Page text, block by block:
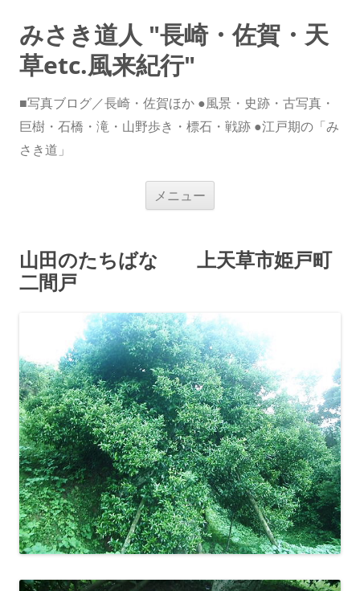
みさき道人 "長崎・佐賀・天
草etc.風来紀行"
■写真ブログ／長崎・佐賀ほか ●風景・史跡・古写真・
巨樹・石橋・滝・山野歩き・標石・戦跡 ●江戸期の「み
さき道」
メニュー
ス
キ
山田のたちばな 上天草市姫戸町
二間戸